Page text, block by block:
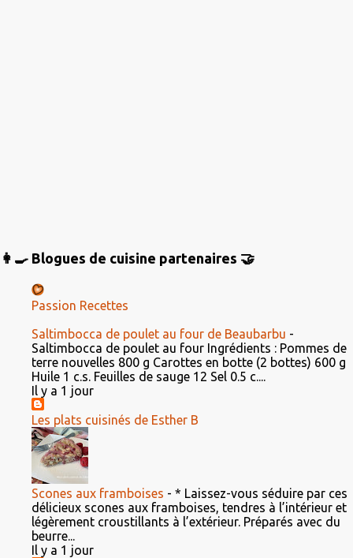
👩‍🍳 Blogues de cuisine partenaires 🤝
Passion Recettes
Saltimbocca de poulet au four de Beaubarbu -
Saltimbocca de poulet au four Ingrédients : Pommes de
terre nouvelles 800 g Carottes en botte (2 bottes) 600 g
Huile 1 c.s. Feuilles de sauge 12 Sel 0.5 c....
Il y a 1 jour
Les plats cuisinés de Esther B
Scones aux framboises - * Laissez-vous séduire par ces
délicieux scones aux framboises, tendres à l’intérieur et
légèrement croustillants à l’extérieur. Préparés avec du
beurre...
Il y a 1 jour